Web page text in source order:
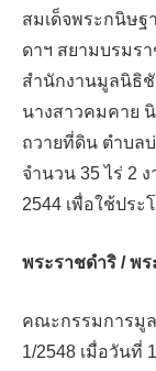
สมเด็จพระกนิษฐ
ดาฯ สยามบรมร
สำนักงานมูลนิธิ
นางสาวคมคาย
ถวายที่ดิน ตำบล
จำนวน 35 ไร่ 2
2544 เพื่อใช้ปร
พระราชดำริ / พ
คณะกรรมการมู
1/2548 เมื่อวันที่